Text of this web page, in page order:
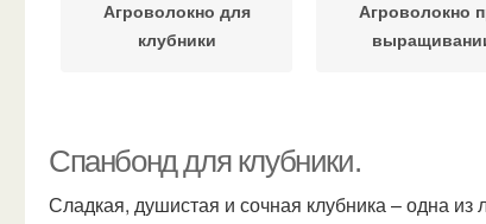
Агроволокно для
клубники
Агроволокно
Спанбонд для клубники.
Сладкая, душистая и сочная клубника – одна из